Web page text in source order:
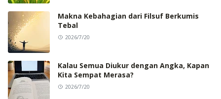
Makna Kebahagian dari Filsuf Berkumis
Tebal
2026/7/20
Kalau Semua Diukur dengan Angka, Kapan
Kita Sempat Merasa?
2026/7/20